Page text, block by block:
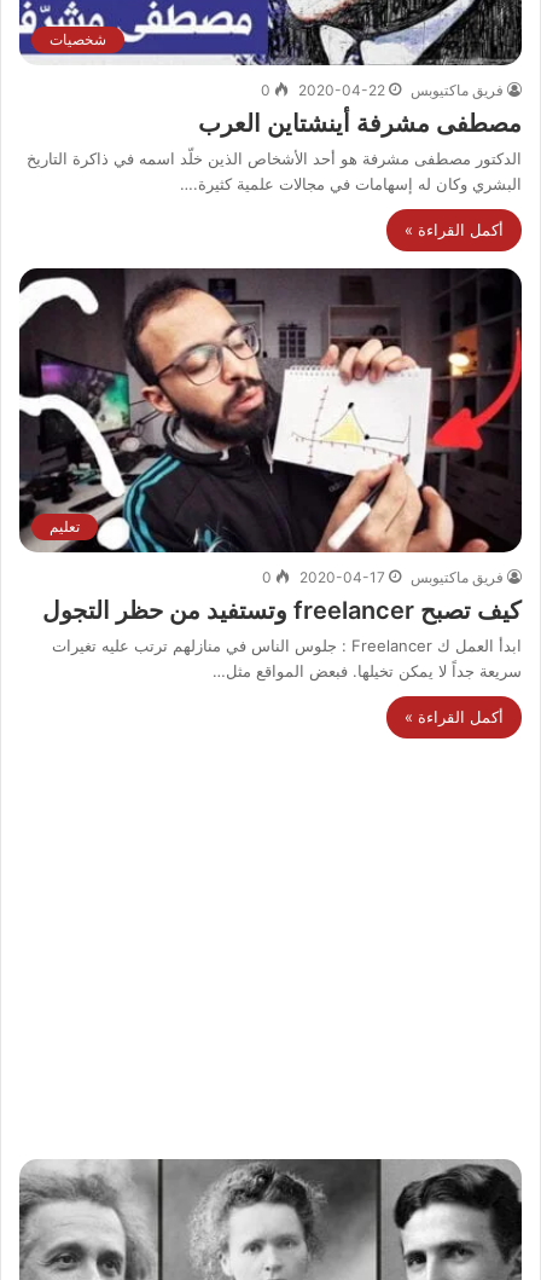
شخصيات
فريق ماكتيوبس 2020-04-22
0
مصطفى مشرفة أينشتاين العرب
الدكتور مصطفى مشرفة هو أحد الأشخاص الذين خلّد اسمه في ذاكرة التاريخ
البشري وكان له إسهامات في مجالات علمية كثيرة.…
أكمل القراءة »
تعليم
فريق ماكتيوبس 2020-04-17
0
كيف تصبح freelancer وتستفيد من حظر التجول
ابدأ العمل ك Freelancer : جلوس الناس في منازلهم ترتب عليه تغيرات
سريعة جداً لا يمكن تخيلها. فبعض المواقع مثل…
أكمل القراءة »